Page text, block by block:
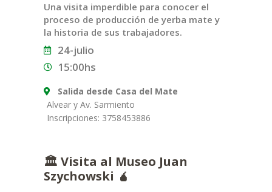
Una visita imperdible para conocer el
proceso de producción de yerba mate y
la historia de sus trabajadores.
24-julio
15:00hs
Salida desde Casa del Mate
Alvear y Av. Sarmiento
Inscripciones: 3758453886
🏛️ Visita al Museo Juan
Szychowski 🧉